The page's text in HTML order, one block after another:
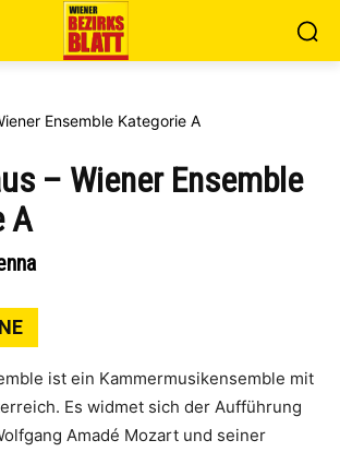
– Wiener Ensemble
A
ist ein Kammermusikensemble mit
Es widmet sich der Aufführung
Amadé Mozart und seiner